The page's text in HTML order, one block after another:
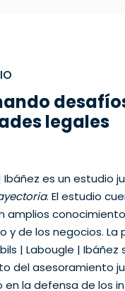
legales
Ibáñez es un estudio
. El estudio
amplios
y de los negocios. La
| Labougle | Ibáñez
del asesoramiento
en la defensa de los